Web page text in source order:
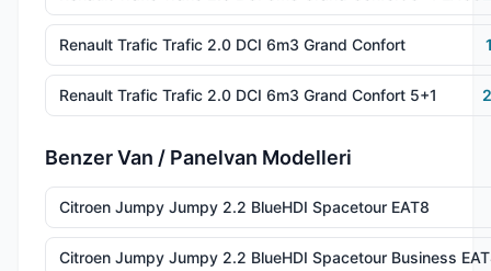
Renault Trafic Trafic 2.0 DCI 6m3 Grand Confort
Renault Trafic Trafic 2.0 DCI 6m3 Grand Confort 5+1
Benzer Van / Panelvan Modelleri
Citroen Jumpy Jumpy 2.2 BlueHDI Spacetour EAT8
Citroen Jumpy Jumpy 2.2 BlueHDI Spacetour Business